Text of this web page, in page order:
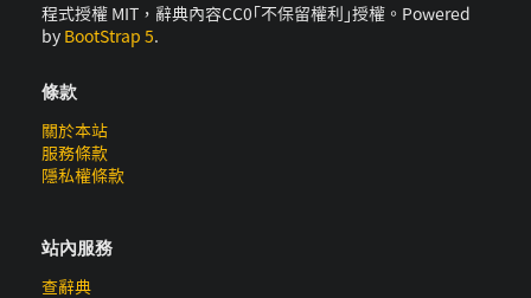
程式授權 MIT，辭典內容CC0｢不保留權利｣授權。Powered
by BootStrap 5.
條款
關於本站
服務條款
隱私權條款
站內服務
查辭典